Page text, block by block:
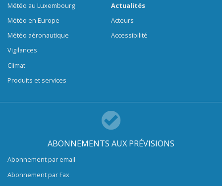
Météo au Luxembourg
Météo en Europe
Météo aéronautique
Vigilances
Climat
Produits et services
Actualités
Acteurs
Accessibilité
ABONNEMENTS AUX PRÉVISIONS
Abonnement par email
Abonnement par Fax